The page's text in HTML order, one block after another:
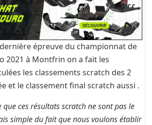
épreuve du championnat de
2021 à Montfrin on a fait les
les classements scratch des 2
et le classement final scratch aussi .
que ces résultats scratch ne sont pas le
simple du fait que nous voulons établir